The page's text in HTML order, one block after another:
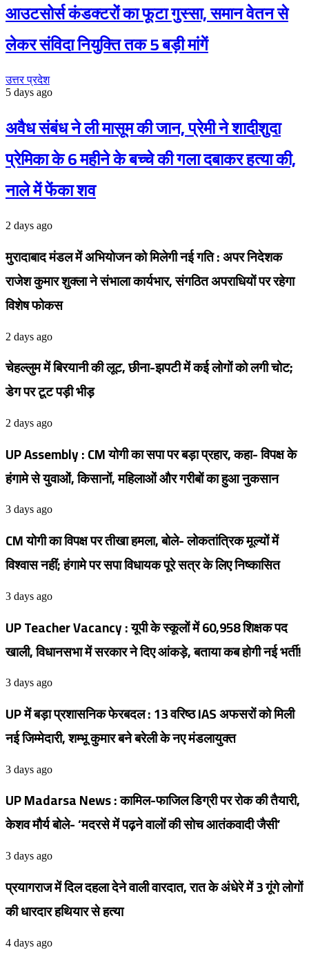
आउटसोर्स कंडक्टरों का फूटा गुस्सा, समान वेतन से
लेकर संविदा नियुक्ति तक 5 बड़ी मांगें
उत्तर प्रदेश
5 days ago
अवैध संबंध ने ली मासूम की जान, प्रेमी ने शादीशुदा
प्रेमिका के 6 महीने के बच्चे की गला दबाकर हत्या की,
नाले में फेंका शव
2 days ago
मुरादाबाद मंडल में अभियोजन को मिलेगी नई गति : अपर निदेशक
राजेश कुमार शुक्ला ने संभाला कार्यभार, संगठित अपराधियों पर रहेगा
विशेष फोकस
2 days ago
चेहल्लुम में बिरयानी की लूट, छीना-झपटी में कई लोगों को लगी चोट;
डेग पर टूट पड़ी भीड़
2 days ago
UP Assembly : CM योगी का सपा पर बड़ा प्रहार, कहा- विपक्ष के
हंगामे से युवाओं, किसानों, महिलाओं और गरीबों का हुआ नुकसान
3 days ago
CM योगी का विपक्ष पर तीखा हमला, बोले- लोकतांत्रिक मूल्यों में
विश्वास नहीं; हंगामे पर सपा विधायक पूरे सत्र के लिए निष्कासित
3 days ago
UP Teacher Vacancy : यूपी के स्कूलों में 60,958 शिक्षक पद
खाली, विधानसभा में सरकार ने दिए आंकड़े, बताया कब होगी नई भर्ती!
3 days ago
UP में बड़ा प्रशासनिक फेरबदल : 13 वरिष्ठ IAS अफसरों को मिली
नई जिम्मेदारी, शम्भू कुमार बने बरेली के नए मंडलायुक्त
3 days ago
UP Madarsa News : कामिल-फाजिल डिग्री पर रोक की तैयारी,
केशव मौर्य बोले- ‘मदरसे में पढ़ने वालों की सोच आतंकवादी जैसी’
3 days ago
प्रयागराज में दिल दहला देने वाली वारदात, रात के अंधेरे में 3 गूंगे लोगों
की धारदार हथियार से हत्या
4 days ago